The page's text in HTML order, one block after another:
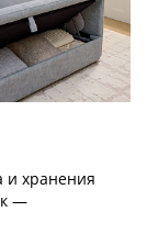
и хранения
—